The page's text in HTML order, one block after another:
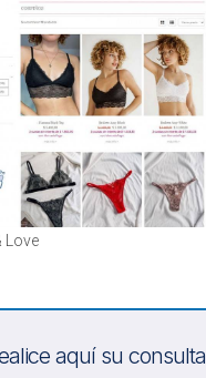
Love
aquí su consulta